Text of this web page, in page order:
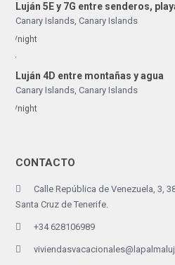
Luján 5E y 7G entre senderos,
Canary Islands, Canary Islands
/night
Luján 4D entre montañas y agua
Canary Islands, Canary Islands
/night
CONTACTO
Calle República de Venezuela, 3,
Santa Cruz de Tenerife.
+34 628106989